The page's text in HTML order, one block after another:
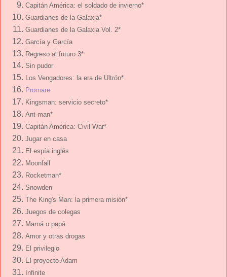
Capitán América: el soldado de invierno*
Guardianes de la Galaxia*
Guardianes de la Galaxia Vol. 2*
García y García
Regreso al futuro 3*
Sin pudor
Los Vengadores: la era de Ultrón*
Promare
Kingsman: servicio secreto*
Ant-man*
Capitán América: Civil War*
Jugar en casa
El espía inglés
Moonfall
Rocketman*
Snowden
The King's Man: la primera misión*
Juegos de colegas
Mamá o papá
Amor y otras drogas
El privilegio
El proyecto Adam
Infinite